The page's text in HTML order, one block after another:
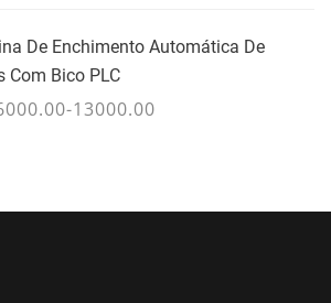
De Enchimento Automática De
Com Bico PLC
13000.00